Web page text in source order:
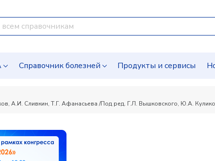
Справочник болезней Продукты и сервисы
А.И. Сливкин, Т.Г. Афанасьева /Под ред. Г.Л. Вышковского, Ю.А.